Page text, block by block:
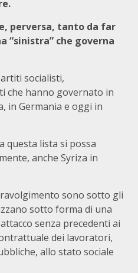
perversa, tanto da far
“sinistra” che governa
socialisti,
che hanno governato in
in Germania e oggi in
questa lista si possa
anche Syriza in
sono sotto gli
sotto forma di una
senza precedenti ai
dei lavoratori,
allo stato sociale